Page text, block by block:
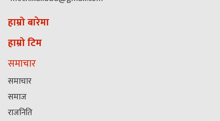
हाम्रो बारेमा
हाम्रो टिम
समाचार
समाचार
समाज
राजनिति